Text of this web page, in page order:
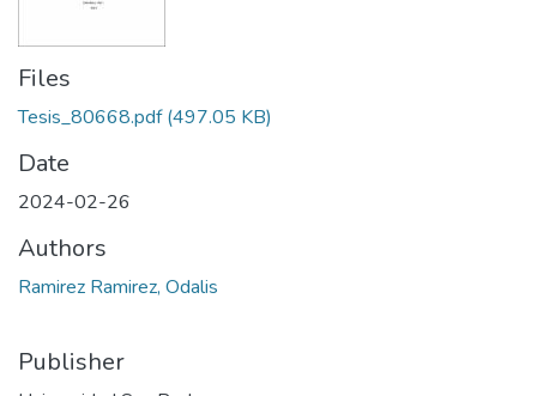
Files
Tesis_80668.pdf(497.05 KB)
Date
2024-02-26
Authors
Ramirez Ramirez, Odalis
Publisher